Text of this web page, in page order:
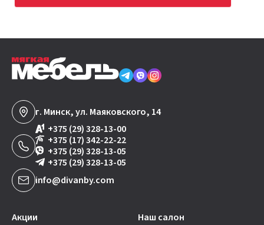
г. Минск, ул. Маяковского, 14
+375 (29) 328-13-00
+375 (17) 342-22-22
+375 (29) 328-13-05
+375 (29) 328-13-05
info@divanby.com
Акции
Наш салон